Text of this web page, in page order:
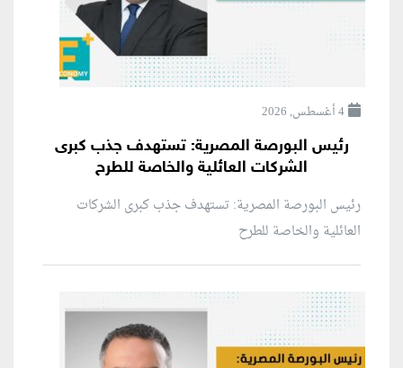
4 أغسطس, 2026
رئيس البورصة المصرية: تستهدف جذب كبرى
الشركات العائلية والخاصة للطرح
رئيس البورصة المصرية: تستهدف جذب كبرى الشركات
العائلية والخاصة للطرح